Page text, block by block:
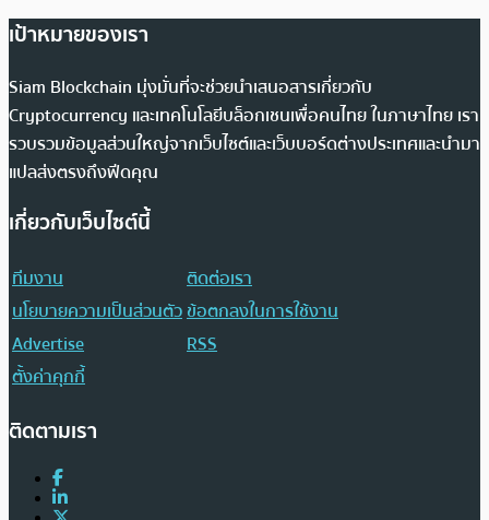
เป้าหมายของเรา
Siam Blockchain มุ่งมั่นที่จะช่วยนำเสนอสารเกี่ยวกับ
Cryptocurrency และเทคโนโลยีบล็อกเชนเพื่อคนไทย ในภาษาไทย เรา
รวบรวมข้อมูลส่วนใหญ่จากเว็บไซต์และเว็บบอร์ดต่างประเทศและนำมา
แปลส่งตรงถึงฟีดคุณ
เกี่ยวกับเว็บไซต์นี้
ทีมงาน
ติดต่อเรา
นโยบายความเป็นส่วนตัวข้อตกลงในการใช้งาน
Advertise
RSS
ตั้งค่าคุกกี้
ติดตามเรา